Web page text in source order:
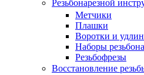
Резьбонарезной
Метчики
Плашки
Воротки и
Наборы
Резьбофрезы
Восстановление